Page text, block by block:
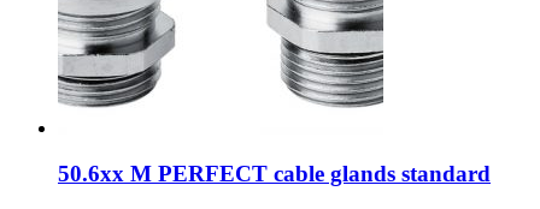
50.6xx M PERFECT cable glands standard